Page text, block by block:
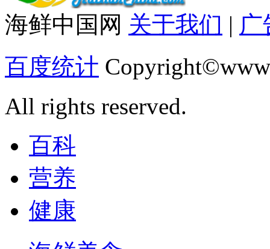
海鲜中国网 关于我们 | 广
百度统计
All rights reserved.
百科
营养
健康